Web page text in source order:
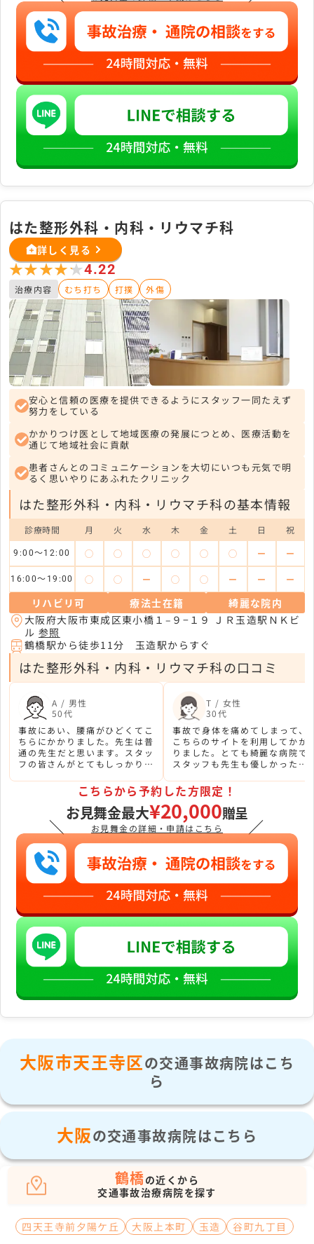
はた整形外科・内科・リウマチ科
詳しく見る
★★★★★
★★★★★4.22
治療内容 むち打ち 打撲 外傷
安心と信頼の医療を提供できるようにスタッフ一同たえず
努力をしている
かかりつけ医として地域医療の発展につとめ、医療活動を
通じて地域社会に貢献
患者さんとのコミュニケーションを大切にいつも元気で明
るく思いやりにあふれたクリニック
はた整形外科・内科・リウマチ科の基本情報
診療時間 月 火 水 木 金 土 日 祝
9:00～12:00 ◯ ◯ ◯ ◯ ◯ ◯ ー ー
16:00～19:00 ◯ ◯ ー ◯ ◯ ー ー ー
リハビリ可 療法士在籍
綺麗な院内
大阪府大阪市東成区東小橋１–９−１９ ＪＲ玉造駅ＮＫビ
ル 参照
鶴橋駅から徒歩11分 玉造駅からすぐ
はた整形外科・内科・リウマチ科の口コミ
A / 男性
50代
事故にあい、腰痛がひどくてこ
ちらにかかりました。先生は普
通の先生だと思います。スタッ
フの皆さんがとてもしっかりし
T / 女性
30代
事故で身体を痛めてしまって、
こちらのサイトを利用してかか
りました。とても綺麗な病院で
スタッフも先生も優しかったで
たいです。
＼
こちらから予約した方限定！
お見舞金最大¥20,000贈呈
お見舞金の詳細・申請はこちら ／
大阪市天王寺区の交通事故病院はこち
ら
大阪の交通事故病院はこちら
鶴橋の近くから
交通事故治療病院を探す
四天王寺前夕陽ケ丘 大阪上本町 玉造 谷町九丁目